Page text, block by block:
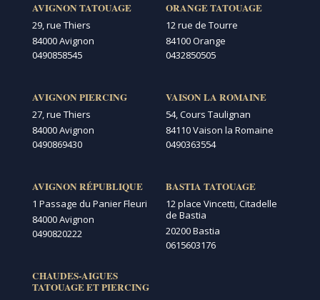
AVIGNON TATOUAGE
29, rue Thiers
84000 Avignon
0490858545
AVIGNON PIERCING
27, rue Thiers
84000 Avignon
0490869430
AVIGNON RÉPUBLIQUE
1 Passage du Panier Fleuri
84000 Avignon
0490820222
CHAUDES-AIGUES
TATOUAGE ET PIERCING
ORANGE TATOUAGE
12 rue de Tourre
84100 Orange
0432850505
VAISON LA ROMAINE
54, Cours Taulignan
84110 Vaison la Romaine
0490363554
BASTIA TATOUAGE
12 place Vincetti, Citadelle
de Bastia
20200 Bastia
0615603176